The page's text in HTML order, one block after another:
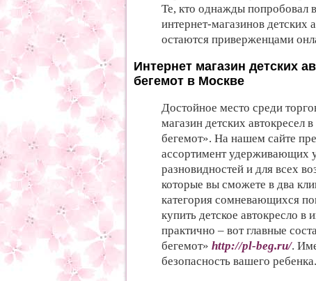
Те, кто однажды попробовал
интернет-магазинов детских
остаются приверженцами
Интернет магазин детских
бегемот в Москве
Достойное место среди
магазин детских
бегемот». На нашем сайте
ассортимент удерживающих
разновидностей и для всех
которые вы сможете в два
категория сомневающихся
купить детское автокресло
практично – вот главные
бегемот» http://pl-beg.ru/.
безопасность вашего ребенка.